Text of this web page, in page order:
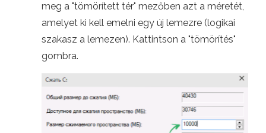
meg a "tömörített tér" mezőben azt a méretét,
amelyet ki kell emelni egy új lemezre (logikai
szakasz a lemezen). Kattintson a "tömörítés"
gombra.